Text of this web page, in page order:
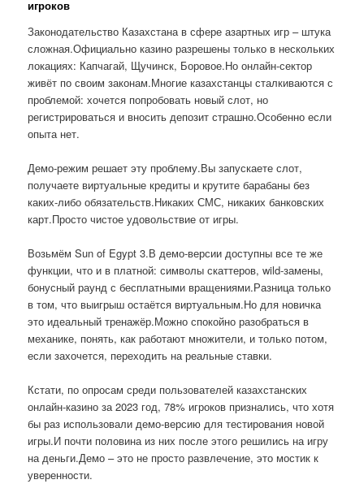
игроков
Законодательство Казахстана в сфере азартных игр – штука
сложная.Официально казино разрешены только в нескольких
локациях: Капчагай, Щучинск, Боровое.Но онлайн-сектор
живёт по своим законам.Многие казахстанцы сталкиваются с
проблемой: хочется попробовать новый слот, но
регистрироваться и вносить депозит страшно.Особенно если
опыта нет.
Демо-режим решает эту проблему.Вы запускаете слот,
получаете виртуальные кредиты и крутите барабаны без
каких-либо обязательств.Никаких СМС, никаких банковских
карт.Просто чистое удовольствие от игры.
Возьмём Sun of Egypt 3.В демо-версии доступны все те же
функции, что и в платной: символы скаттеров, wild-замены,
бонусный раунд с бесплатными вращениями.Разница только
в том, что выигрыш остаётся виртуальным.Но для новичка
это идеальный тренажёр.Можно спокойно разобраться в
механике, понять, как работают множители, и только потом,
если захочется, переходить на реальные ставки.
Кстати, по опросам среди пользователей казахстанских
онлайн-казино за 2023 год, 78% игроков признались, что хотя
бы раз использовали демо-версию для тестирования новой
игры.И почти половина из них после этого решились на игру
на деньги.Демо – это не просто развлечение, это мостик к
уверенности.